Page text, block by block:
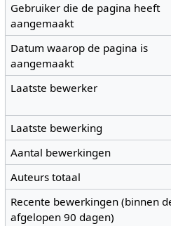
Gebruiker die de pagina heeft
aangemaakt
Datum waarop de pagina is
aangemaakt
Laatste bewerker
Laatste bewerking
Aantal bewerkingen
Auteurs totaal
Recente bewerkingen (binnen
afgelopen 90 dagen)